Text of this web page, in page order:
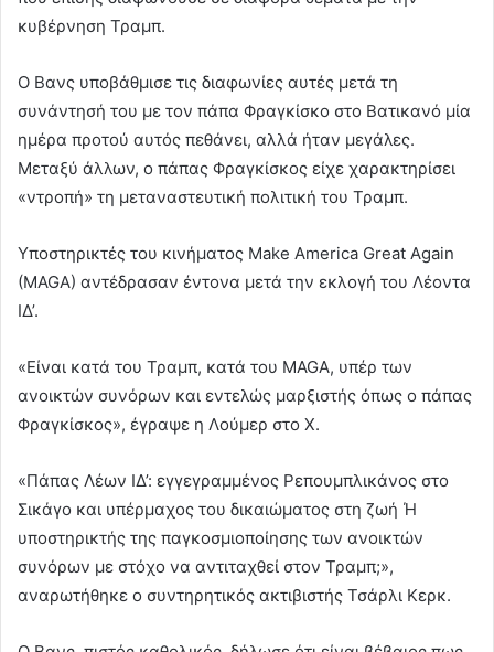
κυβέρνηση Τραμπ.
Ο Βανς υποβάθμισε τις διαφωνίες αυτές μετά τη
συνάντησή του με τον πάπα Φραγκίσκο στο Βατικανό μία
ημέρα προτού αυτός πεθάνει, αλλά ήταν μεγάλες.
Μεταξύ άλλων, ο πάπας Φραγκίσκος είχε χαρακτηρίσει
«ντροπή» τη μεταναστευτική πολιτική του Τραμπ.
Υποστηρικτές του κινήματος Make America Great Again
(MAGA) αντέδρασαν έντονα μετά την εκλογή του Λέοντα
ΙΔ’.
«Είναι κατά του Τραμπ, κατά του MAGA, υπέρ των
ανοικτών συνόρων και εντελώς μαρξιστής όπως ο πάπας
Φραγκίσκος», έγραψε η Λούμερ στο Χ.
«Πάπας Λέων ΙΔ’: εγγεγραμμένος Ρεπουμπλικάνος στο
Σικάγο και υπέρμαχος του δικαιώματος στη ζωή Ή
υποστηρικτής της παγκοσμιοποίησης των ανοικτών
συνόρων με στόχο να αντιταχθεί στον Τραμπ;»,
αναρωτήθηκε ο συντηρητικός ακτιβιστής Τσάρλι Κερκ.